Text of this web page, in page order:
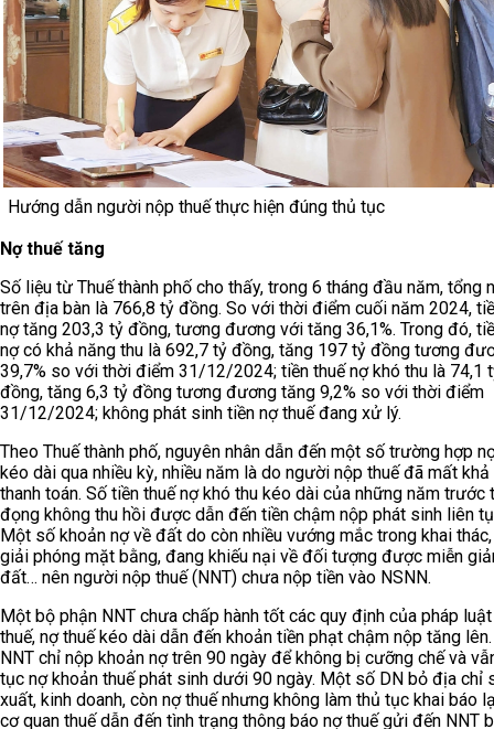
Hướng dẫn người nộp thuế thực hiện đúng thủ tục
Nợ thuế tăng
Số liệu từ Thuế thành phố cho thấy, trong 6 tháng đầu năm, tổng
trên địa bàn là 766,8 tỷ đồng. So với thời điểm cuối năm 2024,
nợ tăng 203,3 tỷ đồng, tương đương với tăng 36,1%. Trong đó,
nợ có khả năng thu là 692,7 tỷ đồng, tăng 197 tỷ đồng tương
39,7% so với thời điểm 31/12/2024; tiền thuế nợ khó thu là 74,1
đồng, tăng 6,3 tỷ đồng tương đương tăng 9,2% so với thời điểm
31/12/2024; không phát sinh tiền nợ thuế đang xử lý.
Theo Thuế thành phố, nguyên nhân dẫn đến một số trường hợp
kéo dài qua nhiều kỳ, nhiều năm là do người nộp thuế đã mất khả
thanh toán. Số tiền thuế nợ khó thu kéo dài của những năm trước
đọng không thu hồi được dẫn đến tiền chậm nộp phát sinh liên
Một số khoản nợ về đất do còn nhiều vướng mắc trong khai
giải phóng mặt bằng, đang khiếu nại về đối tượng được miễn
đất… nên người nộp thuế (NNT) chưa nộp tiền vào NSNN.
Một bộ phận NNT chưa chấp hành tốt các quy định của pháp
thuế, nợ thuế kéo dài dẫn đến khoản tiền phạt chậm nộp tăng lên.
NNT chỉ nộp khoản nợ trên 90 ngày để không bị cưỡng chế và
tục nợ khoản thuế phát sinh dưới 90 ngày. Một số DN bỏ địa chỉ
xuất, kinh doanh, còn nợ thuế nhưng không làm thủ tục khai báo
cơ quan thuế dẫn đến tình trạng thông báo nợ thuế gửi đến NNT